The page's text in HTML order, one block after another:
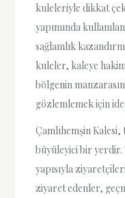
kuleleriyle dikkat
yapımında
sağlamlık
kuleler, kaleye
bölgenin
gözlemlemek için
Çamlıhemşin
büyüleyici bir
yapısıyla
ziyaret edenler,